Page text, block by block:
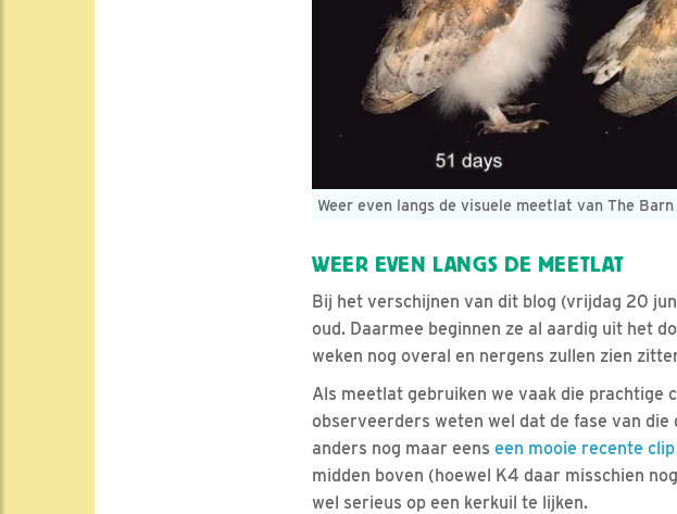
Weer even langs de visuele meetlat van The
WEER EVEN LANGS DE MEETLAT
Bij het verschijnen van dit blog (vrijdag 20
oud. Daarmee beginnen ze al aardig uit het
weken nog overal en nergens zullen zien
Als meetlat gebruiken we vaak die prachtige
observeerders weten wel dat de fase van die
anders nog maar eens een mooie recente clip
midden boven (hoewel K4 daar misschien
wel serieus op een kerkuil te lijken.